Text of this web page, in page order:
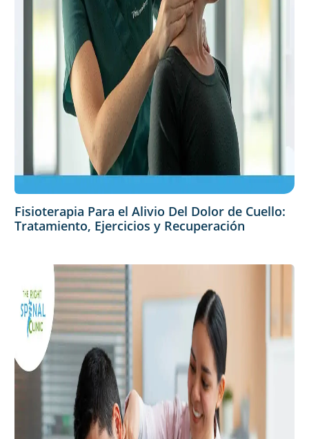
Fisioterapia Para el Alivio Del Dolor de Cuello:
Tratamiento, Ejercicios y Recuperación